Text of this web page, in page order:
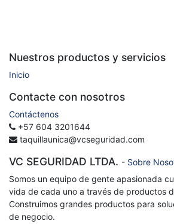
Nuestros productos y servicios
Inicio
Contacte con nosotros
Contáctenos
+57 604 3201644
taquillaunica@vcseguridad.com
VC SEGURIDAD LTDA. - Sobre
Somos un equipo de gente apasionada
vida de cada uno a través de productos
Construimos grandes productos para
de negocio.